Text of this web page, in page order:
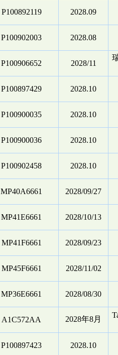
P100892119 2028.09
P100902003 2028.08
P100906652 2028/11
P100897429 2028.10
P100900035 2028.10
P100900036 2028.10
P100902458 2028.10
MP40A6661 2028/09/27
MP41E6661 2028/10/13
MP41F6661 2028/09/23
MP45F6661 2028/11/02
MP36E6661 2028/08/30
A1C572AA 2028年8月
P100897423 2028.10